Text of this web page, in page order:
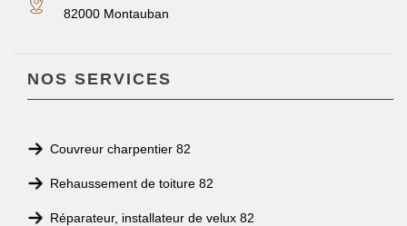
82000 Montauban
NOS SERVICES
Couvreur charpentier 82
Rehaussement de toiture 82
Réparateur, installateur de velux 82